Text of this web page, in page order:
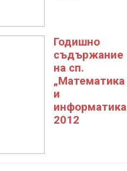
Годишно
съдържание
на сп.
„Математика
и
2012